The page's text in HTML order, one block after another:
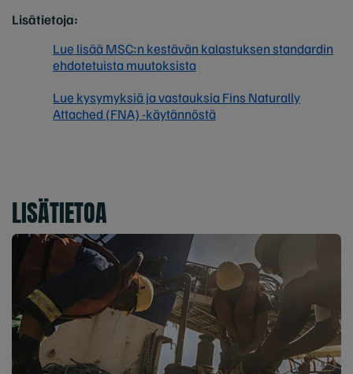
Lisätietoja:
Lue lisää MSC:n kestävän kalastuksen standardin
ehdotetuista muutoksista
Lue kysymyksiä ja vastauksia Fins Naturally
Attached (FNA) -käytännöstä
LISÄTIETOA